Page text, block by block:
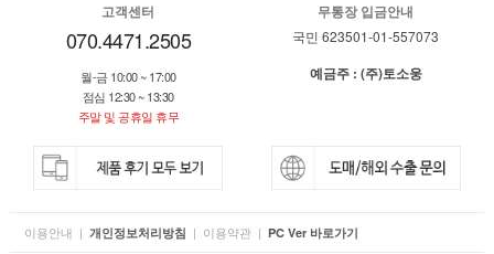
고객센터
070.4471.2505
월-금 10:00 ~ 17:00
점심 12:30 ~ 13:30
주말 및 공휴일 휴무
무통장 입금안내
국민 623501-01-557073
예금주 : (주)토소웅
이용안내 | 개인정보처리방침 | 이용약관 | PC Ver 바로가기